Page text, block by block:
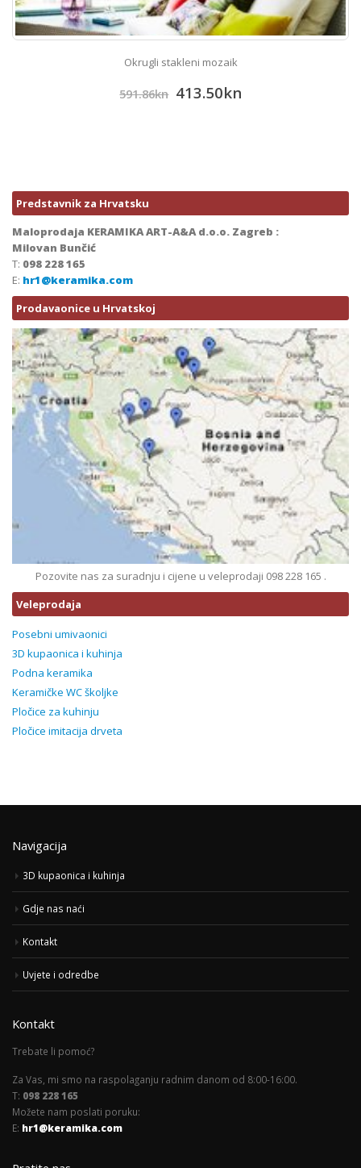
Okrugli stakleni mozaik
591.86kn 413.50kn
Predstavnik za Hrvatsku
Maloprodaja KERAMIKA ART-A&A d.o.o. Zagreb :
Milovan Bunčić
T: 098 228 165
E: hr1@keramika.com
Prodavaonice u Hrvatskoj
Pozovite nas za suradnju i cijene u veleprodaji 098 228 165 .
Veleprodaja
Posebni umivaonici
3D kupaonica i kuhinja
Podna keramika
Keramičke WC školjke
Pločice za kuhinju
Pločice imitacija drveta
Navigacija
3D kupaonica i kuhinja
Gdje nas naći
Kontakt
Uvjete i odredbe
Kontakt
Trebate li pomoć?
Za Vas, mi smo na raspolaganju radnim danom od 8:00-16:00.
T: 098 228 165
Možete nam poslati poruku:
E: hr1@keramika.com